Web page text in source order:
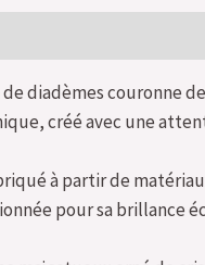
diadèmes couronne
créé avec une
à partir de
pour sa brillance